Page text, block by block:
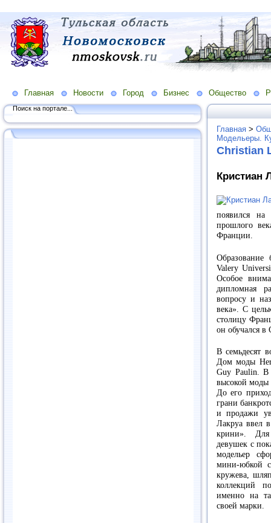
Главная Новости Город Бизнес Общество
Поиск на портале...
Главная >
Модельеры.
Christian
Кристиан
появился на
прошлого
Франции.
Образование
Valery
Особое
дипломная
вопросу и
века». С
столицу
он обучался
В семьдесят
Дом моды
Guy Paulin. В
высокой моды
До его
грани
и продажи
Лакруа ввел
крини». Для
девушек с
модельер
мини-юбкой
кружева,
коллекций
именно на
своей марки.